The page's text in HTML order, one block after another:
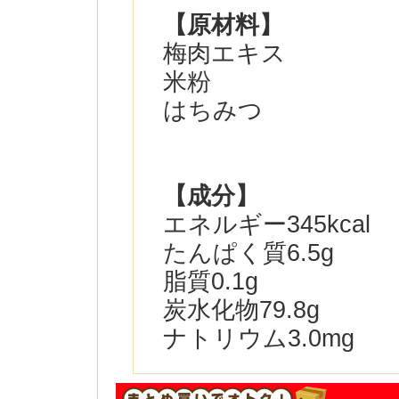
【原材料】
梅肉エキス
米粉
はちみつ
【成分】
エネルギー345kcal
たんぱく質6.5g
脂質0.1g
炭水化物79.8g
ナトリウム3.0mg